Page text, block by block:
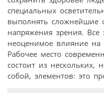
специальных
выполнять сложнейшие
напряжения зрения.
неоценимое влияние на
Рабочее место
состоит из нескольких,
собой, элементов: это